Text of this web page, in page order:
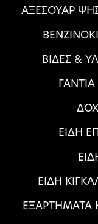
ΑΞΕΣΟΥΑΡ
ΒΙΔΕΣ &
ΕΙΔΗ
ΕΙΔΗ
ΕΞΑΡΤΗΜΑΤΑ